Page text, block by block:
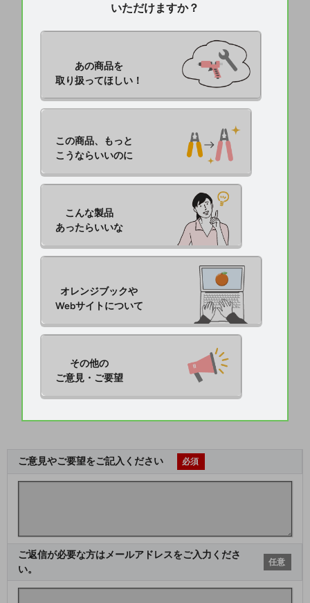
いただけますか？
あの商品を
取り扱ってほしい！
この商品、もっと
こうならいいのに
こんな製品
あったらいいな
オレンジブックや
Webサイトについて
その他の
ご意見・ご要望
ご意見やご要望をご記入ください 必須
ご返信が必要な方はメールアドレスをご入力くださ
い。
任意